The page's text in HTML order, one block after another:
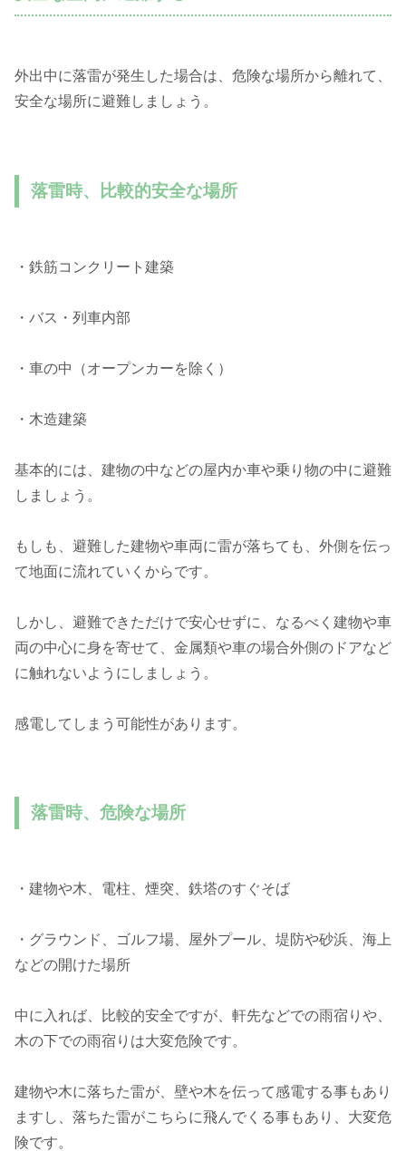
外出中に落雷が発生した場合は、危険な場所から離れて、
安全な場所に避難しましょう。
落雷時、比較的安全な場所
・鉄筋コンクリート建築
・バス・列車内部
・車の中（オープンカーを除く）
・木造建築
基本的には、建物の中などの屋内か車や乗り物の中に避難
しましょう。
もしも、避難した建物や車両に雷が落ちても、外側を伝っ
て地面に流れていくからです。
しかし、避難できただけで安心せずに、なるべく建物や車
両の中心に身を寄せて、金属類や車の場合外側のドアなど
に触れないようにしましょう。
感電してしまう可能性があります。
落雷時、危険な場所
・建物や木、電柱、煙突、鉄塔のすぐそば
・グラウンド、ゴルフ場、屋外プール、堤防や砂浜、海上
などの開けた場所
中に入れば、比較的安全ですが、軒先などでの雨宿りや、
木の下での雨宿りは大変危険です。
建物や木に落ちた雷が、壁や木を伝って感電する事もあり
ますし、落ちた雷がこちらに飛んでくる事もあり、大変危
険です。